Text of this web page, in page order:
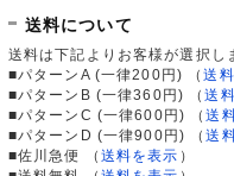
送料について
送料は下記よりお客様が選択し
■パターンA (一律200円)
（送
■パターンB (一律360円)
（送
■パターンC (一律600円)
（送
■パターンD (一律900円)
（送
■佐川急便
（ 送料を表示 ）